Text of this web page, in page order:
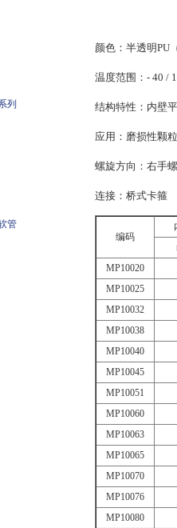
列
管
颜色：半透明PU
温度范围： - 40 /
结构特性：内壁
应用：磨损性颗
螺旋方向：右手
连接：桥式卡箍
编码
MP10020
MP10025
MP10032
MP10038
MP10040
MP10045
MP10051
MP10060
MP10063
MP10065
MP10070
MP10076
MP10080